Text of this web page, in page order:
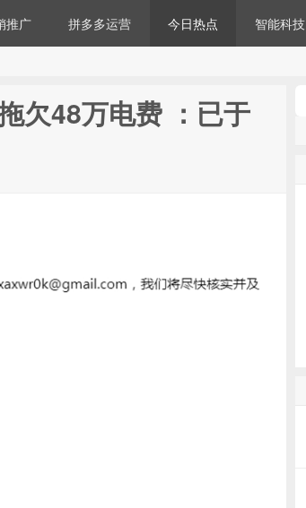
推广 拼多多运营 今日热点 智能科技
欠48万电费 ：已于